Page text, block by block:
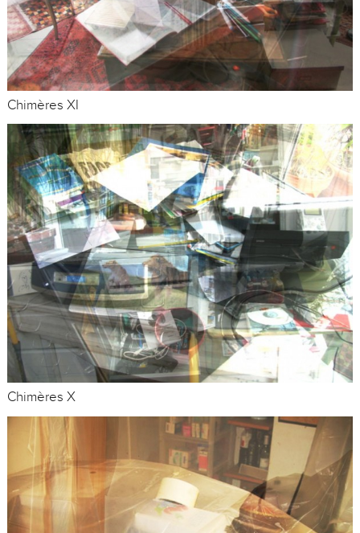
Chimères XI
Chimères X